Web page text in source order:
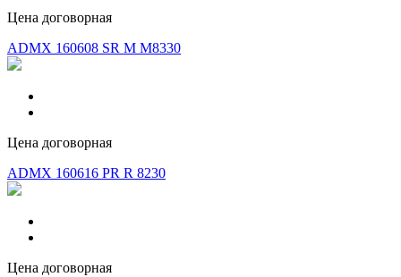
Цена договорная
ADMX 160608 SR M M8330
Цена договорная
ADMX 160616 PR R 8230
Цена договорная